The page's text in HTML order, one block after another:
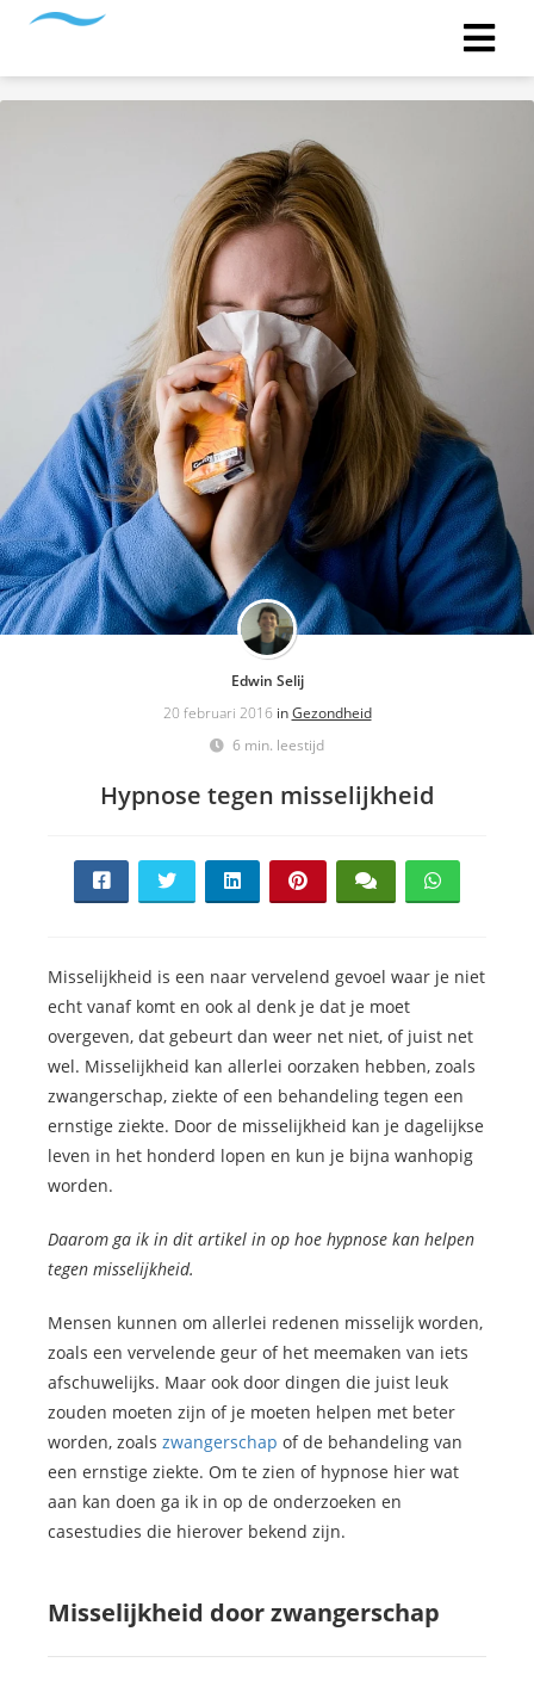
Edwin Selij
20 februari 2016 inGezondheid
6 min. leestijd
Hypnose tegen misselijkheid
Misselijkheid is een naar vervelend gevoel waar je niet
echt vanaf komt en ook al denk je dat je moet
overgeven, dat gebeurt dan weer net niet, of juist net
wel. Misselijkheid kan allerlei oorzaken hebben, zoals
zwangerschap, ziekte of een behandeling tegen een
ernstige ziekte. Door de misselijkheid kan je dagelijkse
leven in het honderd lopen en kun je bijna wanhopig
worden.
Daarom ga ik in dit artikel in op hoe hypnose kan helpen
tegen misselijkheid.
Mensen kunnen om allerlei redenen misselijk worden,
zoals een vervelende geur of het meemaken van iets
afschuwelijks. Maar ook door dingen die juist leuk
zouden moeten zijn of je moeten helpen met beter
worden, zoals zwangerschap of de behandeling van
een ernstige ziekte. Om te zien of hypnose hier wat
aan kan doen ga ik in op de onderzoeken en
casestudies die hierover bekend zijn.
Misselijkheid door zwangerschap